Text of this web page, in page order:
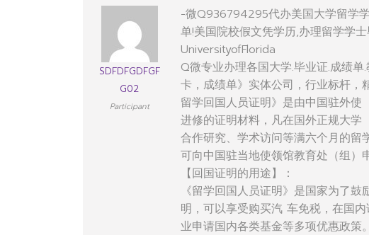
SDFDFGDFGF
G02
Participant
-微Q936794295代办美国大学留学
单!美国院校假文凭学历,办理留学学
UniversityofFlorida
Q微专业办理各国大学.毕业证.成绩
卡，成绩单》实体公司，行业标杆，
留学回国人员证明》是由中国驻外
进修的证明材料，凡在国外正规大学
合作研究、学术访问等满六个月的留
可向中国驻当地使领馆教育处（组）
【回国证明的用途】：
《留学回国人员证明》是国家为了
明，可以享受购买汽 车免税，在国
业申请国内各类基金等多项优惠政策。